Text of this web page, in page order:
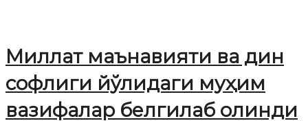
Миллат маънавияти ва дин
софлиги йўлидаги муҳим
вазифалар белгилаб олинди